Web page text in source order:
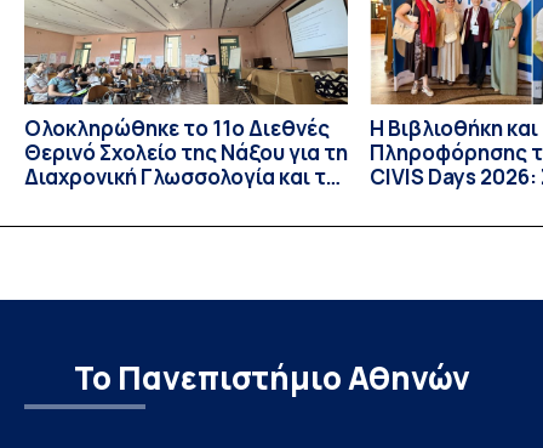
Ολοκληρώθηκε το 11ο Διεθνές
Θερινό Σχολείο της Νάξου για τη
Διαχρονική Γλωσσολογία και το
Linguistics in the 21st Century»
Η Βιβλιοθήκη
Πληροφόρησης
CIVIS Days
των
Το Πανεπιστήμιο Αθηνών